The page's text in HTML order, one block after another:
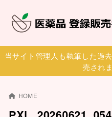
当サイト管理人も執筆した過
売され
HOME